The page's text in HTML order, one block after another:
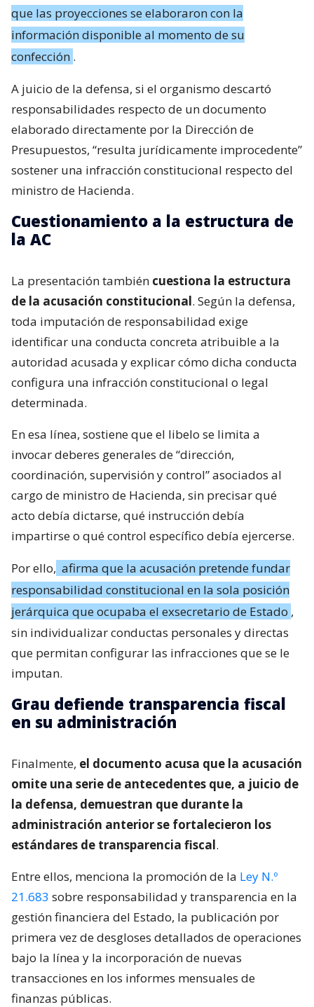
que las proyecciones se elaboraron con la
información disponible al momento de su
confección .
A juicio de la defensa, si el organismo descartó
responsabilidades respecto de un documento
elaborado directamente por la Dirección de
Presupuestos, “resulta jurídicamente improcedente”
sostener una infracción constitucional respecto del
ministro de Hacienda.
Cuestionamiento a la estructura de
la AC
La presentación también cuestiona la estructura
de la acusación constitucional. Según la defensa,
toda imputación de responsabilidad exige
identificar una conducta concreta atribuible a la
autoridad acusada y explicar cómo dicha conducta
configura una infracción constitucional o legal
determinada.
En esa línea, sostiene que el libelo se limita a
invocar deberes generales de “dirección,
coordinación, supervisión y control” asociados al
cargo de ministro de Hacienda, sin precisar qué
acto debía dictarse, qué instrucción debía
impartirse o qué control específico debía ejercerse.
Por ello, afirma que la acusación pretende fundar
responsabilidad constitucional en la sola posición
jerárquica que ocupaba el exsecretario de Estado ,
sin individualizar conductas personales y directas
que permitan configurar las infracciones que se le
imputan.
Grau defiende transparencia fiscal
en su administración
Finalmente, el documento acusa que la acusación
omite una serie de antecedentes que, a juicio de
la defensa, demuestran que durante la
administración anterior se fortalecieron los
estándares de transparencia fiscal.
Entre ellos, menciona la promoción de la Ley N.º
21.683 sobre responsabilidad y transparencia en la
gestión financiera del Estado, la publicación por
primera vez de desgloses detallados de operaciones
bajo la línea y la incorporación de nuevas
transacciones en los informes mensuales de
finanzas públicas.